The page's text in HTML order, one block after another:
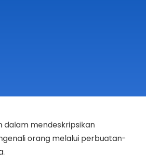
mendeskripsikan
orang melalui perbuatan-